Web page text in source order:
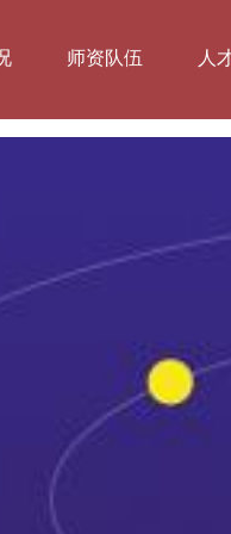
师资队伍 人